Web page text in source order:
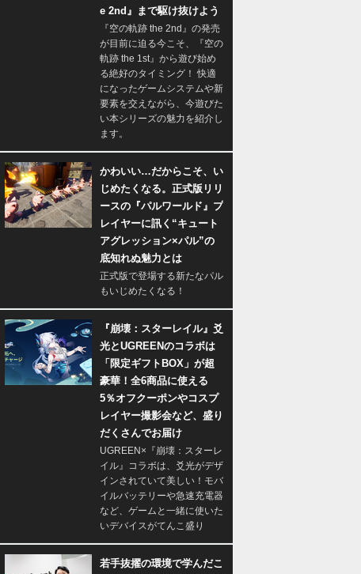
e 2nd』まで駆け抜けよう
『空の軌跡 the 2nd』の発売
が目前に迫る今こそ、『空の
軌跡 the 1st』から遊び始め
る絶好のタイミング！ 快適
になったゲームシステムや新
要素を交えながら、今遊びた
い本シリーズの魅力を紹介し
ます。
かわいい…だからこそ、い
じめたくなる。正式版リリ
ースの『パルワールド』プ
レイヤーに訊く“キュート
アグレッション×パル”の
底知れぬ魅力とは
正式版で登場する新たなパル
もいじめたくなる！
『崩壊：スターレイル』爻
光とUGREENのコラボは
「限定ギフトBOX」が超
豪華！全6商品に使える
5％オフクーポンやコスプ
レイヤー撮影会など、盛り
だくさんでお届け
UGREEN×『崩壊：スターレ
イル』コラボは、爻光がデザ
インされていて美しい！モバ
イルバッテリーや急速充電器
など、ゲームと一緒に使いた
いデバイスがてんこ盛り
若手抜擢の環境で学んだこ